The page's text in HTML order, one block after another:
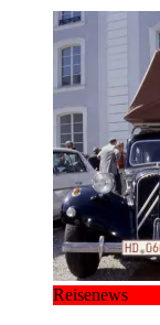
Reisenews